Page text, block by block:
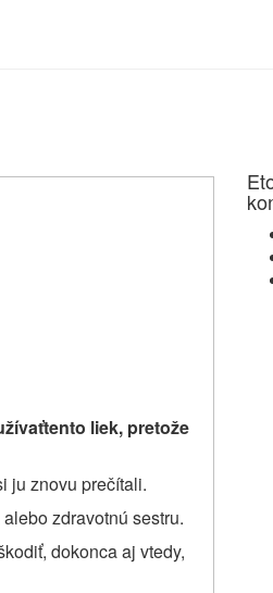
tento liek, pretože
ju znovu prečítali.
zdravotnú sestru.
dokonca aj vtedy,